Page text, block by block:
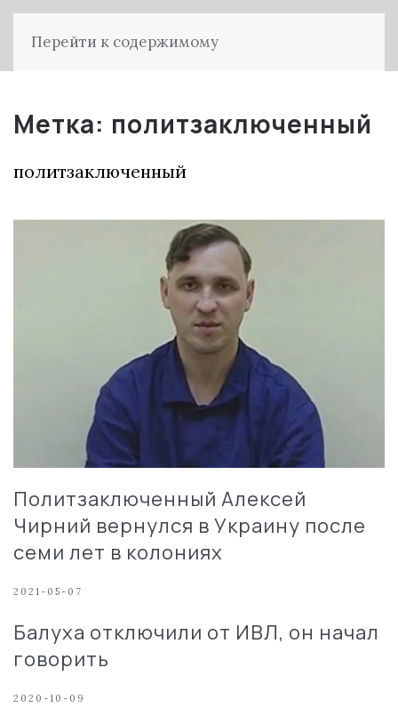
Перейти к содержимому
Метка: политзаключенный
политзаключенный
Политзаключенный Алексей
Чирний вернулся в Украину после
семи лет в колониях
2021-05-07
Балуха отключили от ИВЛ, он начал
говорить
2020-10-09